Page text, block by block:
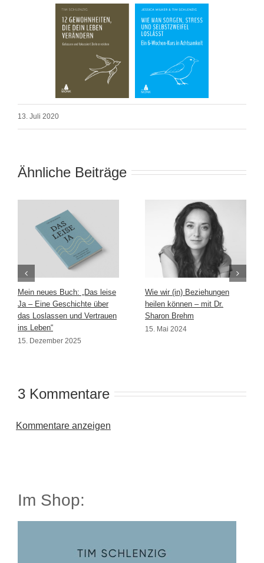
13. Juli 2020
Ähnliche Beiträge
Mein neues Buch: „Das leise
Ja – Eine Geschichte über
das Loslassen und Vertrauen
ins Leben“
15. Dezember 2025
Wie wir (in) Beziehungen
heilen können – mit Dr.
Sharon Brehm
15. Mai 2024
3 Kommentare
Kommentare anzeigen
Im Shop: